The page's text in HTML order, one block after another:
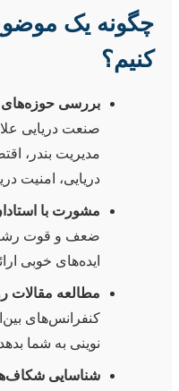
چگونه یک
کنیم؟
بررسی حوزه‌های
صنعت دریایی
مدیریت بندر،
دریایی، امنیت
مشورت با
ضعف و قوت رشته
ایده‌های خوبی
مطالعه مقالات
کنفرانس‌های
نوینی به شما
شناسایی